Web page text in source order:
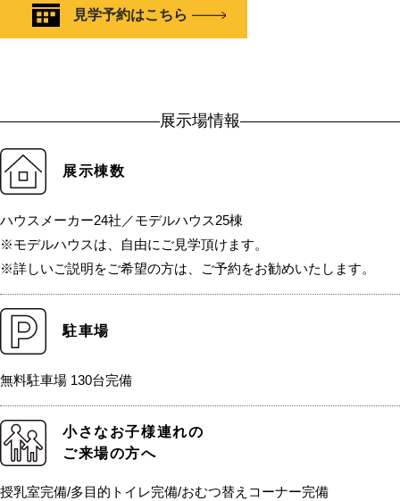
見学予約はこちら
展示場情報
展示棟数
ハウスメーカー24社／モデルハウス25棟
※モデルハウスは、自由にご見学頂けます。
※詳しいご説明をご希望の方は、ご予約をお勧めいたします。
駐車場
無料駐車場 130台完備
小さなお子様連れの
ご来場の方へ
授乳室完備/多目的トイレ完備/おむつ替えコーナー完備